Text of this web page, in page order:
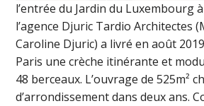
l’entrée du Jardin du Luxembourg
l’agence Djuric Tardio Architectes
Caroline Djuric) a livré en août
Paris une crèche itinérante et
48 berceaux. L’ouvrage de 525m²
d’arrondissement dans deux ans.